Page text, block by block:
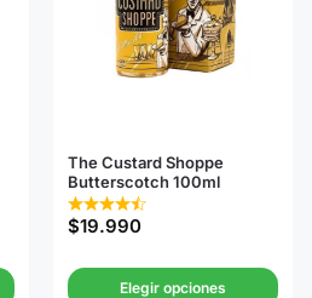
The Custard Shoppe
Butterscotch 100ml
$19.990
Elegir opciones